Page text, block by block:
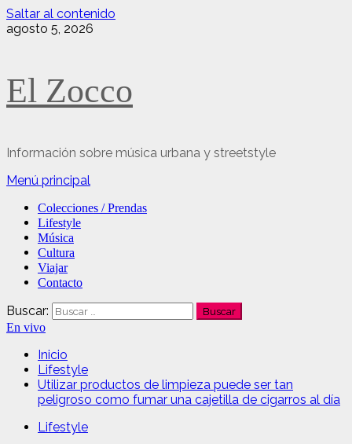
Saltar al contenido
agosto 5, 2026
El Zocco
Información sobre música urbana y streetstyle
Menú principal
Colecciones / Prendas
Lifestyle
Música
Cultura
Viajar
Contacto
Buscar:
En vivo
Inicio
Lifestyle
Utilizar productos de limpieza puede ser tan
peligroso como fumar una cajetilla de cigarros al día
Lifestyle